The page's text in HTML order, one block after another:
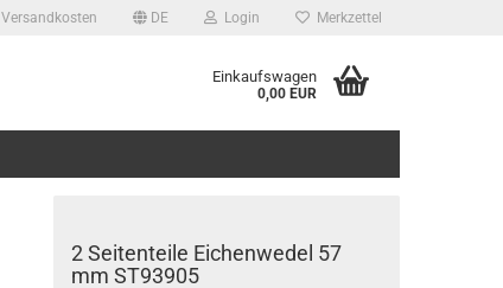
Versandkosten DE Login Merkzettel
Einkaufswagen
0,00 EUR
2 Seitenteile Eichenwedel 57
mm ST93905